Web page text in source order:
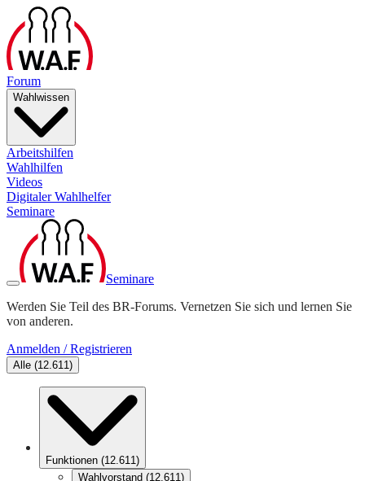
Forum
Wahlwissen
Arbeitshilfen
Wahlhilfen
Videos
Digitaler Wahlhelfer
Seminare
Seminare
Werden Sie Teil des BR-Forums. Vernetzen Sie sich und lernen Sie
von anderen.
Anmelden / Registrieren
Alle (12.611)
Funktionen (12.611)
Wahlvorstand (12.611)